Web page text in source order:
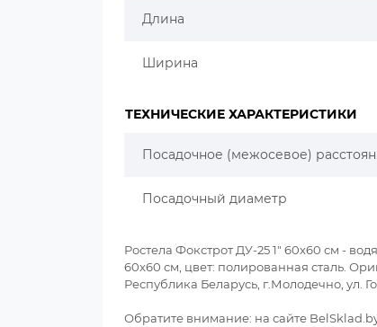
Длина
Ширина
ТЕХНИЧЕСКИЕ ХАРАКТЕРИСТИКИ
Посадочное (межосевое)
Посадочный диаметр
Ростела Фокстрот ДУ-25 1" 60x60 см -
60x60 см, цвет: полированная сталь.
Республика Беларусь, г.Молодечно, ул.
Обратите внимание: на сайте